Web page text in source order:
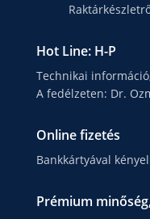
Hot Line: H-P
Technikai
A fedélzeten: Dr.
Online fizetés
Bankkártyával
Prémium